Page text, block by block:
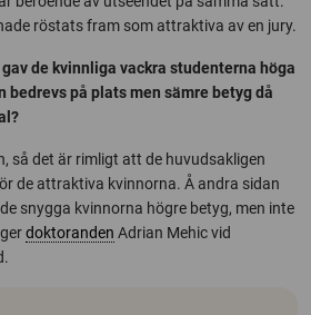
röstats fram som attraktiva av en jury.
de kvinnliga vackra studenterna höga
bedrevs på plats men sämre betyg då
så det är rimligt att de huvudsakligen
de attraktiva kvinnorna. Å andra sidan
snygga kvinnorna högre betyg, men inte
doktoranden Adrian Mehic vid